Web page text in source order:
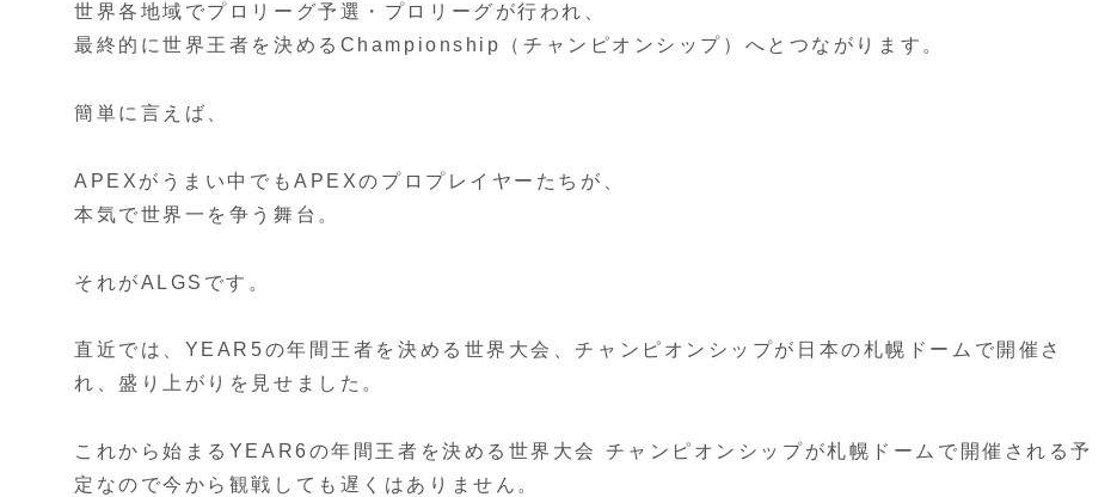
世界各地域でプロリーグ予選・プロリーグが行われ、
最終的に世界王者を決めるChampionship（チャンピオンシップ）へとつながります。
簡単に言えば、
APEXがうまい中でもAPEXのプロプレイヤーたちが、
本気で世界一を争う舞台。
それがALGSです。
直近では、YEAR5の年間王者を決める世界大会、チャンピオンシップが日本の札幌ドームで開催さ
れ、盛り上がりを見せました。
これから始まるYEAR6の年間王者を決める世界大会 チャンピオンシップが札幌ドームで開催される予
定なので今から観戦しても遅くはありません。